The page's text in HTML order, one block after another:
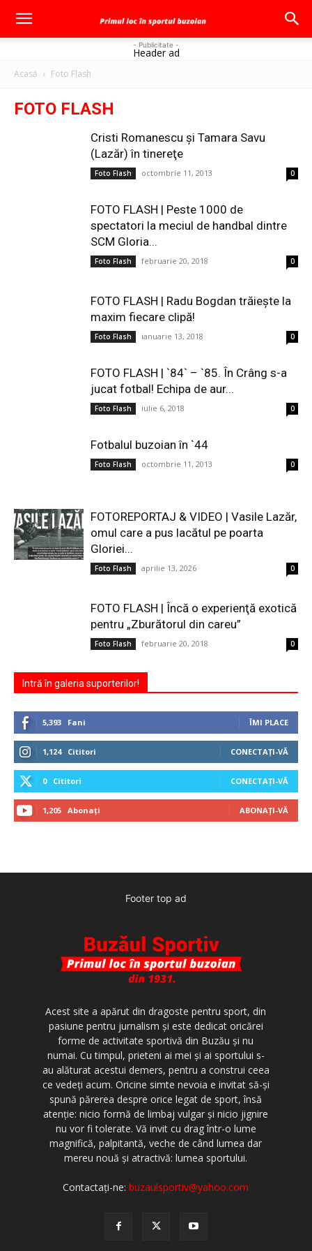
- Publicitate -
Header ad
Acasă Foto Flash
FOTO FLASH
Cristi Romanescu şi Tamara Savu
(Lazăr) în tinereţe
Foto Flash octombrie 11, 2013 0
FOTO FLASH | Peste 1000 de
spectatori la meciul de handbal dintre
SCM Gloria...
Foto Flash februarie 20, 2018 0
FOTO FLASH | Radu Bogdan trăieşte la
maxim fiecare clipă!
Foto Flash ianuarie 13, 2018 0
FOTO FLASH | `84` – `85. În Crâng s-a
jucat fotbal! Echipa de aur...
Foto Flash iulie 6, 2018 0
Fotbalul buzoian în `44
Foto Flash octombrie 11, 2013 0
FOTOREPORTAJ & VIDEO | Vasile Lazăr,
omul care a pus lacătul pe poarta
Gloriei...
Foto Flash aprilie 13, 2026 0
FOTO FLASH | Încă o experienţă exotică
pentru „Zburătorul din careu”
Foto Flash februarie 20, 2018 0
Intră în galeria suporterilor!
5,393 Fani ÎMI PLACE
1,124 Cititori CONECTAȚI-VĂ
0 Cititori CONECTAȚI-VĂ
1,205 Abonați ABONAȚI-VĂ
Footer top ad
Acest site a apărut din dragoste pentru sport, din
pasiune pentru jurnalism şi este dedicat oricărei
forme de activitate sportivă din Buzău şi nu
numai. Cu timpul, prieteni ai mei şi ai sportului s-
au alăturat acestui demers, pentru a construi ceea
ce vedeţi acum. Oricine simte nevoia e invitat să-şi
spună părerea despre orice legat de sport, însă
atenţie: nicio formă de limbaj vulgar şi nicio jignire
nu vor fi tolerate. Vă invit cu drag într-o lume
magnifică, palpitantă, veche de când lumea dar
mereu nouă şi atractivă: lumea sportului.
Contactați-ne:buzaulsportiv@yahoo.com